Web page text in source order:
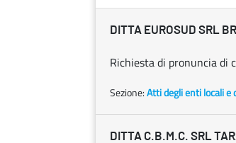
DITTA EUROSUD SRL
Richiesta di pronuncia di
Sezione:Atti degli enti locali e
DITTA C.B.M.C. SRL